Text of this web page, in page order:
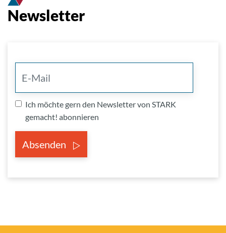
Newsletter
Ich möchte gern den Newsletter von STARK
gemacht! abonnieren
Absenden